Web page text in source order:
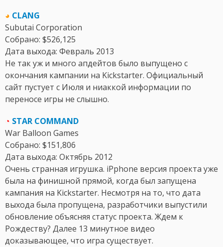
◕ CLANG
Subutai Corporation
Собрано: $526,125
Дата выхода: Февраль 2013
Не так уж и много апдейтов было выпущено с
окончания кампании на Kickstarter. Официальный
сайт пустует с Июля и ниаккой информации по
переносе игры не слышно.
◔ STAR COMMAND
War Balloon Games
Собрано: $151,806
Дата выхода: Октябрь 2012
Очень странная игрушка. iPphone версия проекта уже
была на финишной прямой, когда был запущена
кампания на Kickstarter. Несмотря на то, что дата
выхода была пропущена, разработчики выпустили
обновление объясняя статус проекта. Ждем к
Рождеству? Далее 13 минутное видео
доказывающее, что игра существует.